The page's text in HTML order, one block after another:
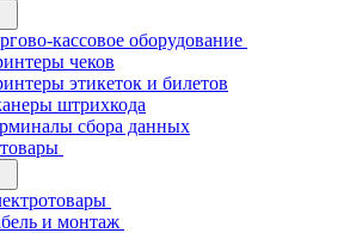
кассовое оборудование
чеков
этикеток и билетов
штрихкода
сбора данных
и монтаж